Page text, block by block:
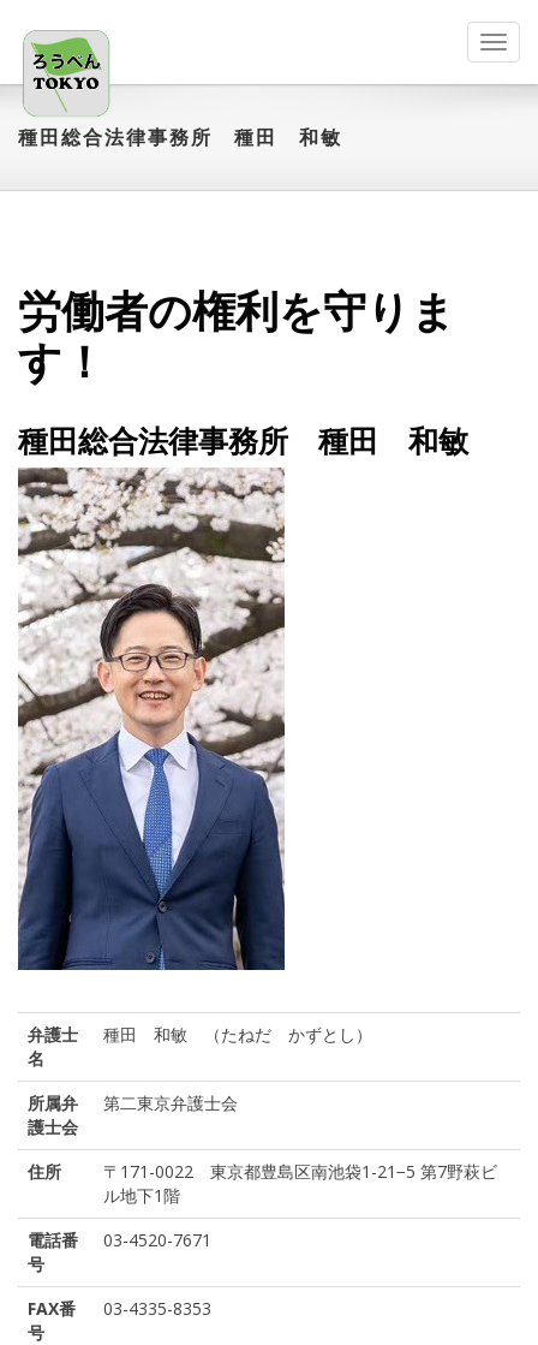
種田総合法律事務所 種田 和敏
労働者の権利を守りま
す！
種田総合法律事務所 種田 和敏
弁護士
名
種田 和敏 （たねだ かずとし）
所属弁
護士会
第二東京弁護士会
住所
〒171-0022 東京都豊島区南池袋1-21−5 第7野萩ビ
ル地下1階
電話番
号
03-4520-7671
FAX番
号
03-4335-8353